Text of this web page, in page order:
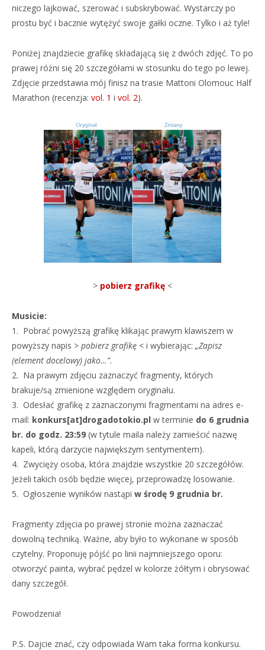
niczego lajkować, szerować i subskrybować. Wystarczy po
prostu być i bacznie wytężyć swoje gałki oczne. Tylko i aż tyle!
Poniżej znajdziecie grafikę składającą się z dwóch zdjęć. To po
prawej różni się 20 szczegółami w stosunku do tego po lewej.
Zdjęcie przedstawia mój finisz na trasie Mattoni Olomouc Half
Marathon (recenzja: vol. 1 i vol. 2).
> pobierz grafikę <
Musicie:
1. Pobrać powyższą grafikę klikając prawym klawiszem w
powyższy napis > pobierz grafikę < i wybierając: „Zapisz
(element docelowy) jako…”.
2. Na prawym zdjęciu zaznaczyć fragmenty, których
brakuje/są zmienione względem oryginału.
3. Odesłać grafikę z zaznaczonymi fragmentami na adres e-
mail: konkurs[at]drogadotokio.pl w terminie do 6 grudnia
br. do godz. 23:59 (w tytule maila należy zamieścić nazwę
kapeli, którą darzycie największym sentymentem).
4. Zwycięży osoba, która znajdzie wszystkie 20 szczegółów.
Jeżeli takich osób będzie więcej, przeprowadzę losowanie.
5. Ogłoszenie wyników nastąpi w środę 9 grudnia br.
Fragmenty zdjęcia po prawej stronie można zaznaczać
dowolną techniką. Ważne, aby było to wykonane w sposób
czytelny. Proponuję pójść po linii najmniejszego oporu:
otworzyć painta, wybrać pędzel w kolorze żółtym i obrysować
dany szczegół.
Powodzenia!
P.S. Dajcie znać, czy odpowiada Wam taka forma konkursu.